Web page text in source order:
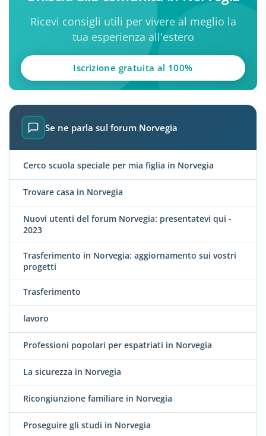
Ricevi consigli utili per vivere al meglio la
tua esperienza all'estero
Iscrizione gratuita al 100%
Se ne parla sul forum Norvegia
Cerco scuola speciale per mia figlia in Norvegia
Trovare casa in Norvegia
Nuovi utenti del forum Norvegia: presentatevi qui -
2023
Trasferimento in Norvegia: aggiornamento sui vostri
progetti
Trasferimento
lavoro
Professioni popolari per espatriati in Norvegia
La sicurezza in Norvegia
Ricongiunzione familiare in Norvegia
Proseguire gli studi in Norvegia